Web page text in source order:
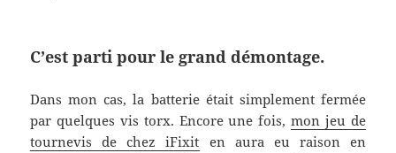
C’est parti pour le grand démontage.
Dans mon cas, la batterie était simplement fermée
par quelques vis torx. Encore une fois, mon jeu de
tournevis de chez iFixit en aura eu raison en